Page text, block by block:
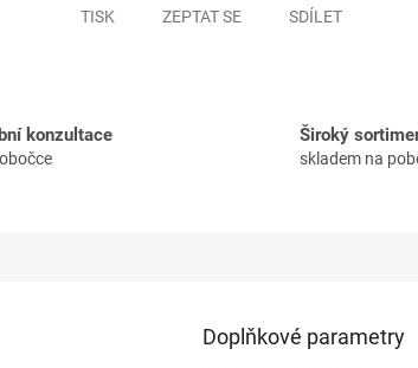
TISK ZEPTAT SE SDÍLET
konzultace Široký
skladem na
Doplňkové parametry